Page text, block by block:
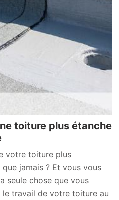
toiture plus étanche
votre toiture plus
jamais ? Et vous vous
seule chose que vous
travail de votre toiture au